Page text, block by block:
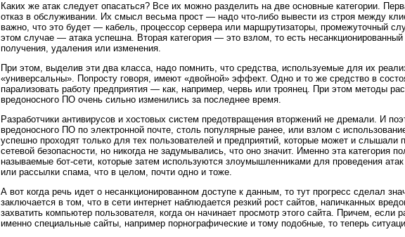
Каких же атак следует опасаться? Все их можно разделить на две основные категории.
отказ в обслуживании. Их смысл весьма прост — надо что-либо вывести из строя между
важно, что это будет — кабель, процессор сервера или маршрутизаторы, промежуточный
этом случае — атака успешна. Вторая категория — это взлом, то есть
получения, удаления или изменения.
При этом, выделив эти два класса, надо помнить, что средства, используемые для их
«универсальны». Попросту говоря, имеют «двойной» эффект. Одно и то же средство в
парализовать работу предприятия — как, например, червь или троянец. При этом методы
вредоносного ПО очень сильно изменились за последнее время.
Разработчики антивирусов и хостовых систем предотвращения вторжений не дремали. И
вредоносного ПО по электронной почте, столь популярные ранее, или взлом с
успешно проходят только для тех пользователей и предприятий, которые может и слышали
сетевой безопасности, но никогда не задумывались, что оно значит. Именно эта категория
называемые бот-сети, которые затем используются злоумышленниками для проведения
или рассылки спама, что в целом, почти одно и тоже.
А вот когда речь идет о несанкционированном доступе к данным, то тут прогресс сделал
заключается в том, что в сети интернет наблюдается резкий рост сайтов, напичканных
захватить компьютер пользователя, когда он начинает просмотр этого сайта. Причем, если
именно специальные сайты, например порнографические и тому подобные, то теперь